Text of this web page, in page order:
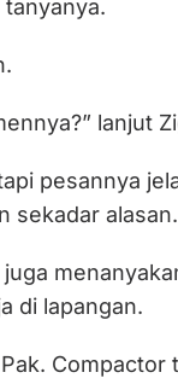
tanyanya.
lanjut
pesannya
sekadar alasan.
di lapangan.
Compactor